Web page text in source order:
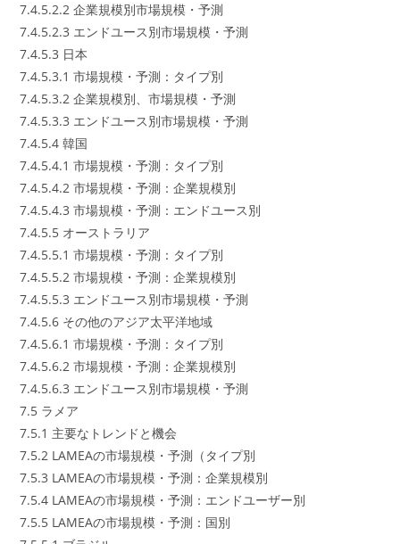
7.4.5.2.2 企業規模別市場規模・予測
7.4.5.2.3 エンドユース別市場規模・予測
7.4.5.3 日本
7.4.5.3.1 市場規模・予測：タイプ別
7.4.5.3.2 企業規模別、市場規模・予測
7.4.5.3.3 エンドユース別市場規模・予測
7.4.5.4 韓国
7.4.5.4.1 市場規模・予測：タイプ別
7.4.5.4.2 市場規模・予測：企業規模別
7.4.5.4.3 市場規模・予測：エンドユース別
7.4.5.5 オーストラリア
7.4.5.5.1 市場規模・予測：タイプ別
7.4.5.5.2 市場規模・予測：企業規模別
7.4.5.5.3 エンドユース別市場規模・予測
7.4.5.6 その他のアジア太平洋地域
7.4.5.6.1 市場規模・予測：タイプ別
7.4.5.6.2 市場規模・予測：企業規模別
7.4.5.6.3 エンドユース別市場規模・予測
7.5 ラメア
7.5.1 主要なトレンドと機会
7.5.2 LAMEAの市場規模・予測（タイプ別
7.5.3 LAMEAの市場規模・予測：企業規模別
7.5.4 LAMEAの市場規模・予測：エンドユーザー別
7.5.5 LAMEAの市場規模・予測：国別